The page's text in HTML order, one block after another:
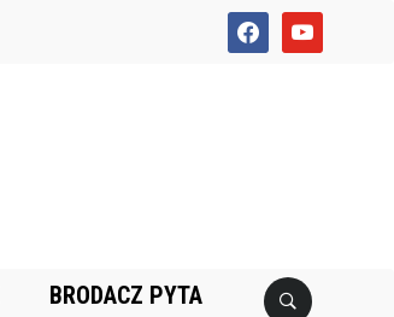
facebookyoutube
BRODACZ PYTA